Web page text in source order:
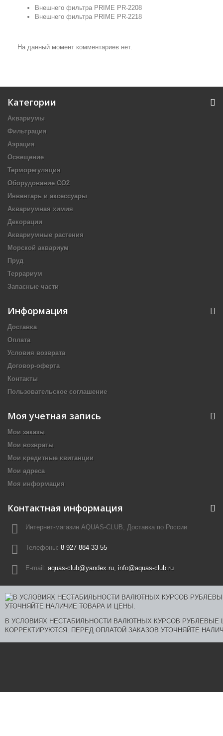
Внешнего фильтра PRIME PR-2208
Внешнего фильтра PRIME PR-2218
На данный момент комментариев нет.
Категории
Аквариумы
Фильтрация
Аэрация
Освещение
Терморегуляция
Оборудование CO2
Инвентарь и аксессуары
Аквариумная химия
Декорации
Аквариумные растения
Морской аквариум
Пруд
Террариум
Запасные части
Информация
Доставка
Оплата
Условия возврата
Договор-оферта
Контакты
Пользовательское соглашение
Моя учетная запись
Мои заказы
Мои возвраты
Мои кредитные квитанции
Мои адреса
Моя информация
Контактная информация
Интернет-магазин AQUAS-CLUB, Доставка по России
Телефоны: 8-927-884-33-55
E-mail: aquas-club@yandex.ru, info@aquas-club.ru
В УСЛОВИЯХ НЕСТАБИЛЬНОСТИ ВАЛЮТНЫХ КУРСОВ РУБЛЕВЫЕ
КОРРЕКТИРУЮТСЯ. ПЕРЕД ОПЛАТОЙ ЗАКАЗОВ УТОЧНЯЙТЕ